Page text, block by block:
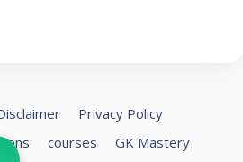
Privacy Policy
courses GK Mastery